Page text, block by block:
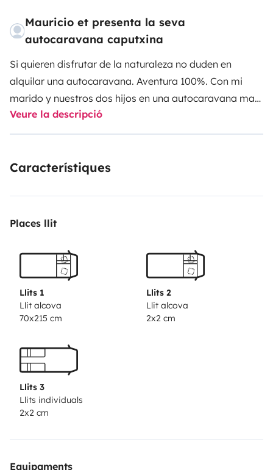
Mauricio et presenta la seva
autocaravana caputxina
Si quieren disfrutar de la naturaleza no duden en
alquilar una autocaravana. Aventura 100%. Con mi
marido y nuestros dos hijos en una autocaravana mas
pequeña nos recorrimos Europa EE.UU. Centroamerica
y Sudamerica. Sabemos bien de que se trata esta
acompañarlos y compartir con ustedes. Nos gusta la
petición Es la oportunidad de unas vacaciones
Veure la descripció
Característiques
Places llit
Llits 1
Llit alcova
70x215 cm
Llits 2
Llit alcova
2x2 cm
Llits 3
Llits individuals
2x2 cm
Equipaments